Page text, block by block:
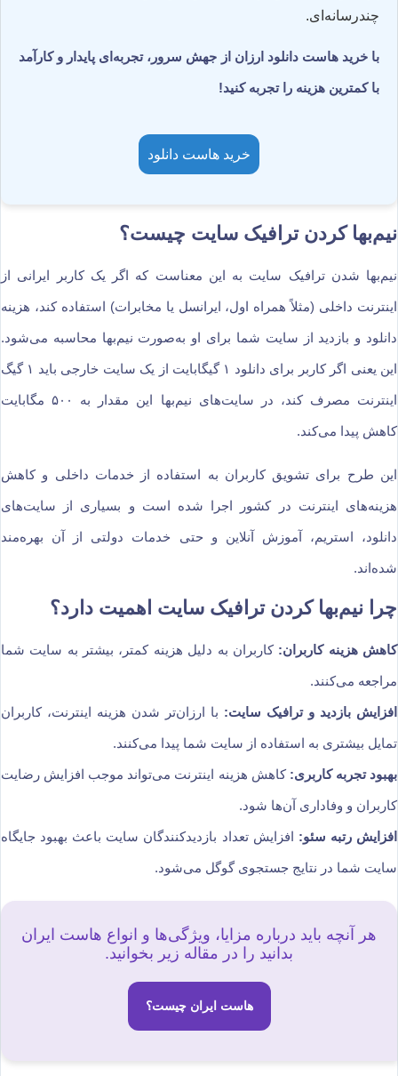
چندرسانه‌ای.
با خرید هاست دانلود ارزان از جهش سرور، تجربه‌ای پایدار و کارآمد
با کمترین هزینه را تجربه کنید!
خرید هاست دانلود
نیم‌بها کردن ترافیک سایت چیست؟
نیم‌بها شدن ترافیک سایت به این معناست که اگر یک کاربر ایرانی از
اینترنت داخلی (مثلاً همراه اول، ایرانسل یا مخابرات) استفاده کند، هزینه
دانلود و بازدید از سایت شما برای او به‌صورت نیم‌بها محاسبه می‌شود.
این یعنی اگر کاربر برای دانلود ۱ گیگابایت از یک سایت خارجی باید ۱ گیگ
اینترنت مصرف کند، در سایت‌های نیم‌بها این مقدار به ۵۰۰ مگابایت
کاهش پیدا می‌کند.
این طرح برای تشویق کاربران به استفاده از خدمات داخلی و کاهش
هزینه‌های اینترنت در کشور اجرا شده است و بسیاری از سایت‌های
دانلود، استریم، آموزش آنلاین و حتی خدمات دولتی از آن بهره‌مند
شده‌اند.
چرا نیم‌بها کردن ترافیک سایت اهمیت دارد؟
کاهش هزینه کاربران: کاربران به دلیل هزینه کمتر، بیشتر به سایت شما
مراجعه می‌کنند.
افزایش بازدید و ترافیک سایت: با ارزان‌تر شدن هزینه اینترنت، کاربران
تمایل بیشتری به استفاده از سایت شما پیدا می‌کنند.
بهبود تجربه کاربری: کاهش هزینه اینترنت می‌تواند موجب افزایش رضایت
کاربران و وفاداری آن‌ها شود.
افزایش رتبه سئو: افزایش تعداد بازدیدکنندگان سایت باعث بهبود جایگاه
سایت شما در نتایج جستجوی گوگل می‌شود.
هر آنچه باید درباره مزایا، ویژگی‌ها و انواع هاست ایران
بدانید را در مقاله زیر بخوانید.
هاست ایران چیست؟